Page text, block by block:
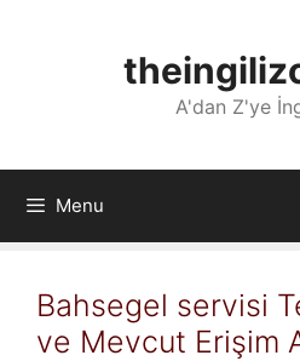
A'dan Z'ye
Menu
Bahsegel servisi
ve Mevcut Erişim